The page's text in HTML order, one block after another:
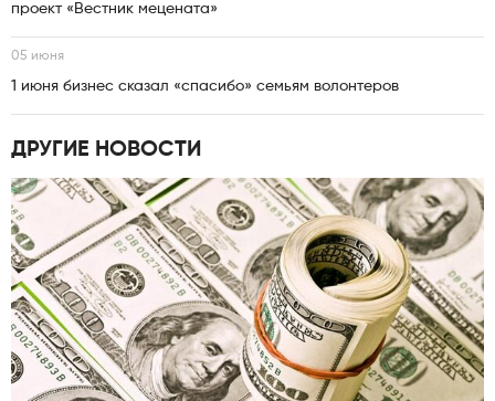
проект «Вестник мецената»
05 июня
1 июня бизнес сказал «спасибо» семьям волонтеров
ДРУГИЕ НОВОСТИ